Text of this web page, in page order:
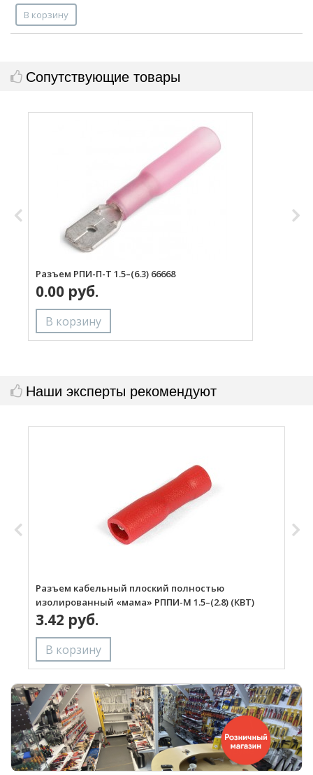
В корзину
Сопутствующие товары
Разъем РПИ-П-Т 1.5–(6.3) 66668
0.00 руб.
Наши эксперты рекомендуют
Разъем кабельный плоский полностью
изолированный «мама» РППИ-М 1.5–(2.8) (КВТ)
3.42 руб.